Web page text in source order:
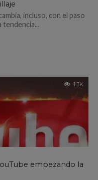
incluso, con el paso
tendencia...
1.3K
empezando la